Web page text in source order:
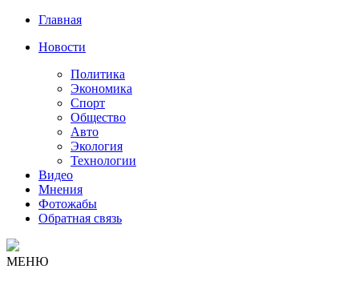
Главная
Новости
Политика
Экономика
Спорт
Общество
Авто
Экология
Технологии
Видео
Мнения
Фотожабы
Обратная связь
МЕНЮ